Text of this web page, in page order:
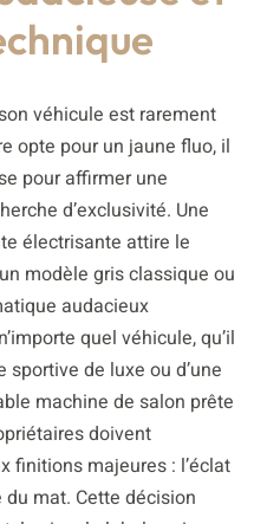
véhicule est rarement
opte pour un jaune fluo, il
pour affirmer une
d’exclusivité. Une
électrisante attire le
modèle gris classique ou
audacieux
quel véhicule, qu’il
sportive de luxe ou d’une
machine de salon prête
doivent
finitions majeures : l’éclat
mat. Cette décision